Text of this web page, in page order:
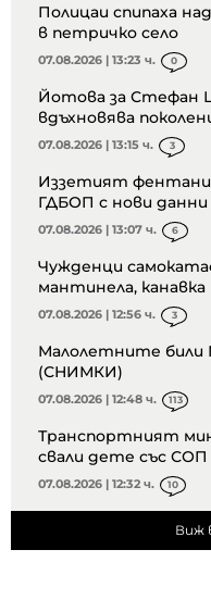
Полицаи спипаха
в петричко село
07.08.2026 | 13:23 ч. 0
Йотова за Стефан
вдъхновява
07.08.2026 | 13:15 ч. 3
Иззетият
ГДБОП с нови
07.08.2026 | 13:07 ч. 6
Чужденци
мантинела, канавка
07.08.2026 | 12:56 ч. 3
Малолетните били
(СНИМКИ)
07.08.2026 | 12:48 ч. 113
Транспортният
свали дете със СОП
07.08.2026 | 12:32 ч. 10
Виж